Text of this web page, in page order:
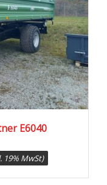
E6040
19% MwSt)